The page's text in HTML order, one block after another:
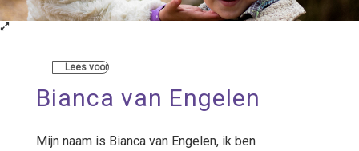
Lees voor
Bianca van Engelen
Mijn naam is Bianca van Engelen, ik ben